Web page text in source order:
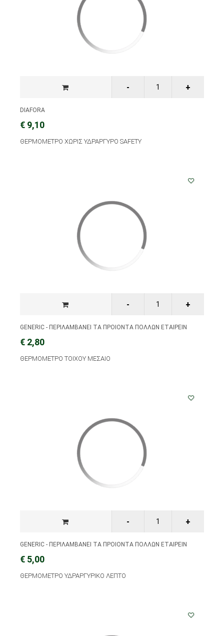
DIAFORA
€ 9,10
ΘΕΡΜΟΜΕΤΡΟ ΧΩΡΙΣ ΥΔΡΑΡΓΥΡΟ SAFETY
GENERIC - ΠΕΡΙΛΑΜΒΑΝΕΙ ΤΑ ΠΡΟΙΟΝΤΑ ΠΟΛΛΩΝ ΕΤΑΙΡΕΙΝ
€ 2,80
ΘΕΡΜΟΜΕΤΡΟ ΤΟΙΧΟΥ ΜΕΣΑΙΟ
GENERIC - ΠΕΡΙΛΑΜΒΑΝΕΙ ΤΑ ΠΡΟΙΟΝΤΑ ΠΟΛΛΩΝ ΕΤΑΙΡΕΙΝ
€ 5,00
ΘΕΡΜΟΜΕΤΡΟ ΥΔΡΑΡΓΥΡΙΚΟ ΛΕΠΤΟ